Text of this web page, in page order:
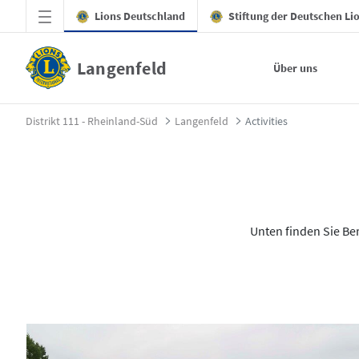
Zum Hauptinhalt springen
Lions Deutschland Stiftung der Deutschen
Langenfeld Über uns
Activities - Langenfeld
Distrikt 111 - Rheinland-Süd Langenfeld Activities
Unten finden Sie